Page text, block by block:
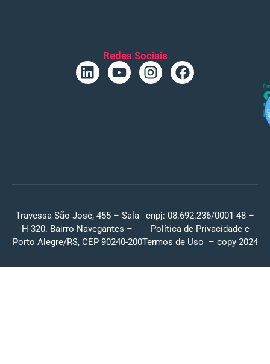
Redes Sociais
Travessa São José, 455 – Sala
H-320. Bairro Navegantes –
Porto Alegre/RS, CEP 90240-200
cnpj: 08.692.236/0001-48 –
Política de Privacidade e
Termos de Uso – copy 2024